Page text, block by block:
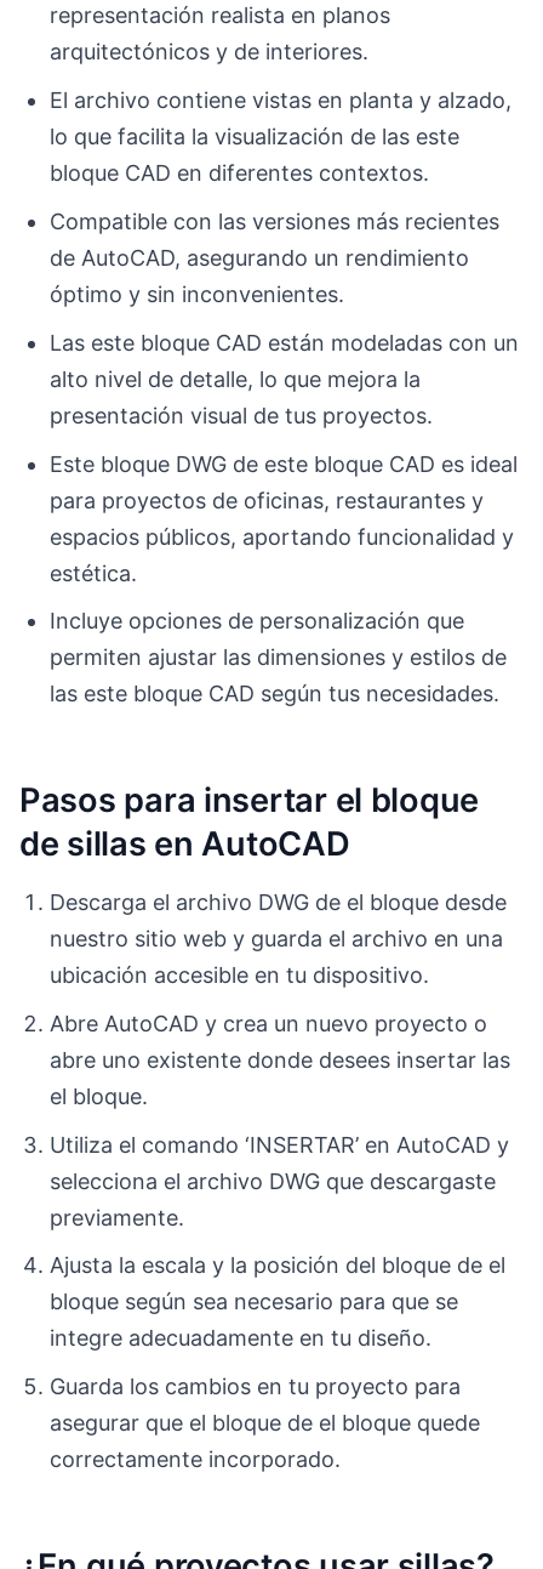
representación realista en planos
arquitectónicos y de interiores.
El archivo contiene vistas en planta y alzado,
lo que facilita la visualización de las este
bloque CAD en diferentes contextos.
Compatible con las versiones más recientes
de AutoCAD, asegurando un rendimiento
óptimo y sin inconvenientes.
Las este bloque CAD están modeladas con un
alto nivel de detalle, lo que mejora la
presentación visual de tus proyectos.
Este bloque DWG de este bloque CAD es ideal
para proyectos de oficinas, restaurantes y
espacios públicos, aportando funcionalidad y
estética.
Incluye opciones de personalización que
permiten ajustar las dimensiones y estilos de
las este bloque CAD según tus necesidades.
Pasos para insertar el bloque
de sillas en AutoCAD
Descarga el archivo DWG de el bloque desde
nuestro sitio web y guarda el archivo en una
ubicación accesible en tu dispositivo.
Abre AutoCAD y crea un nuevo proyecto o
abre uno existente donde desees insertar las
el bloque.
Utiliza el comando ‘INSERTAR’ en AutoCAD y
selecciona el archivo DWG que descargaste
previamente.
Ajusta la escala y la posición del bloque de el
bloque según sea necesario para que se
integre adecuadamente en tu diseño.
Guarda los cambios en tu proyecto para
asegurar que el bloque de el bloque quede
correctamente incorporado.